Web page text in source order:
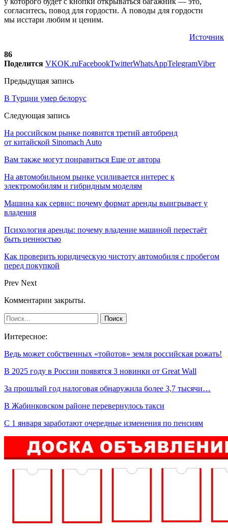
согласитесь, повод для гордости. А поводы для гордости
мы исстари любим и ценим.
Источник
86
Поделится VKOK.ruFacebookTwitterWhatsAppTelegramViber
Предыдущая запись
В Турции умер белорус
Следующая запись
На российском рынке появится третий автобренд
от китайской Sinomach Auto
Вам также могут понравиться Еще от автора
На автомобильном рынке усиливается интерес к
электромобилям и гибридным моделям
Машина как сервис: почему формат аренды выигрывает у
владения
Психология аренды: почему владение машиной перестаёт
быть ценностью
Как проверить юридическую чистоту автомобиля с пробегом
перед покупкой
Prev Next
Комментарии закрыты.
Интересное:
Ведь может собственных «тойотов» земля российская рожать!
В 2025 году в России появятся 3 новинки от Great Wall
За прошлый год налоговая обнаружила более 3,7 тысячи…
В Жабинковском районе перевернулось такси
С 1 января заработают очередные изменения по пенсиям